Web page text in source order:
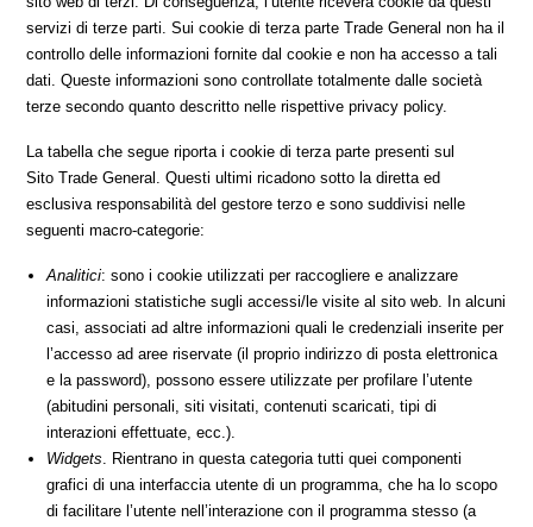
servizi di terze parti. Sui cookie di terza parte Trade General non ha il
controllo delle informazioni fornite dal cookie e non ha accesso a tali
dati. Queste informazioni sono controllate totalmente dalle società
terze secondo quanto descritto nelle rispettive privacy policy.
La tabella che segue riporta i cookie di terza parte presenti sul
Sito Trade General. Questi ultimi ricadono sotto la diretta ed
esclusiva responsabilità del gestore terzo e sono suddivisi nelle
seguenti macro-categorie:
Analitici: sono i cookie utilizzati per raccogliere e analizzare
informazioni statistiche sugli accessi/le visite al sito web. In alcuni
casi, associati ad altre informazioni quali le credenziali inserite per
l’accesso ad aree riservate (il proprio indirizzo di posta elettronica
e la password), possono essere utilizzate per profilare l’utente
(abitudini personali, siti visitati, contenuti scaricati, tipi di
interazioni effettuate, ecc.).
Widgets. Rientrano in questa categoria tutti quei componenti
grafici di una interfaccia utente di un programma, che ha lo scopo
di facilitare l’utente nell’interazione con il programma stesso (a